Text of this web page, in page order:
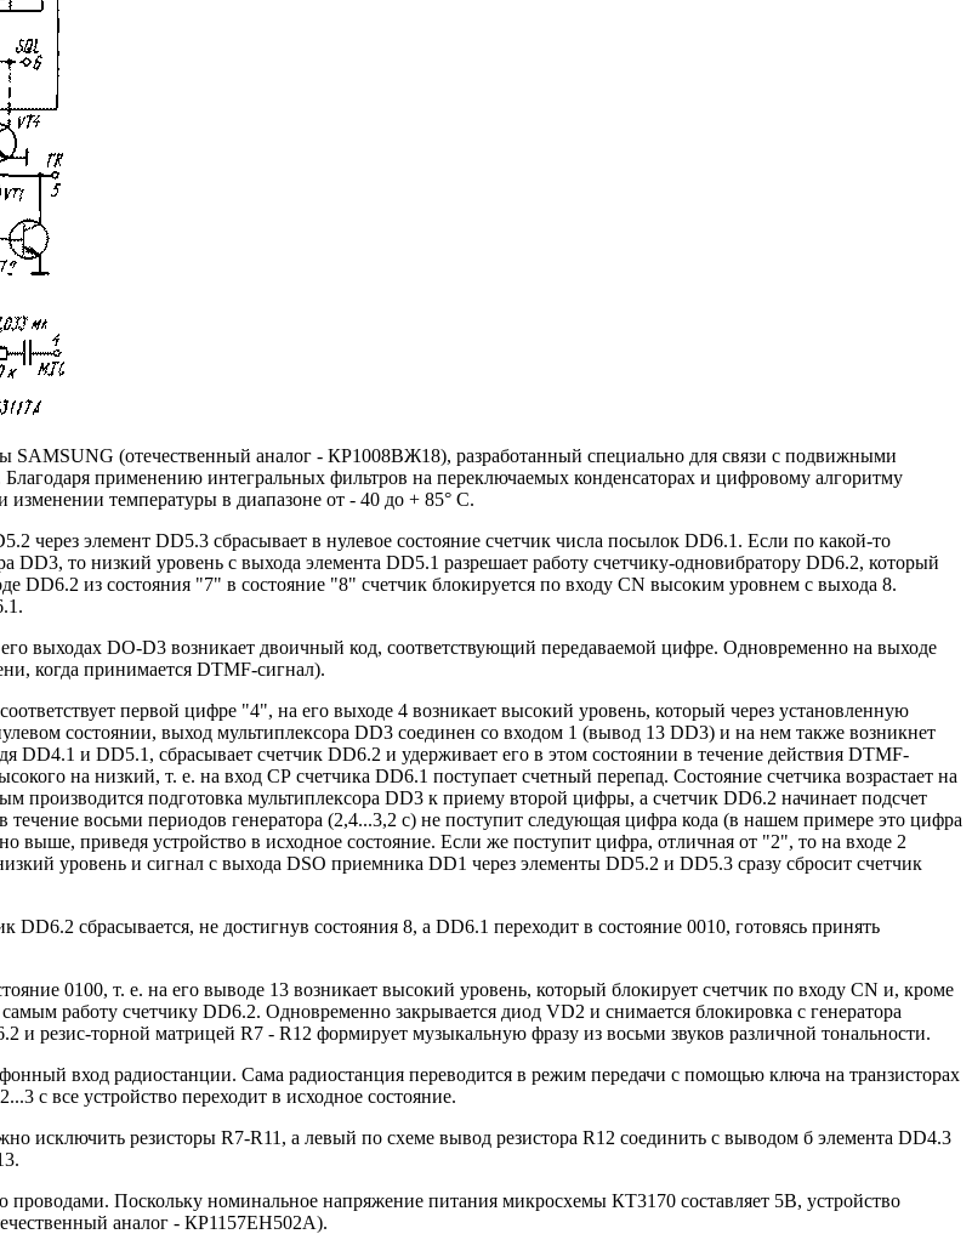
(отечественный аналог - КР1008ВЖ18), разработанный специально для связи с подвижными
применению интегральных фильтров на переключаемых конденсаторах и цифровому алгоритму
температуры в диапазоне от - 40 до + 85° С.
через элемент DD5.3 сбрасывает в нулевое состояние счетчик числа посылок DD6.1. Если по какой-то
то низкий уровень с выхода элемента DD5.1 разрешает работу счетчику-одновибратору DD6.2, который
DD6.2 из состояния "7" в состояние "8" счетчик блокируется по входу CN высоким уровнем с выхода 8.
выходах DO-D3 возникает двоичный код, соответствующий передаваемой цифре. Одновременно на выходе
когда принимается DTMF-сигнал).
первой цифре "4", на его выходе 4 возникает высокий уровень, который через установленную
состоянии, выход мультиплексора DD3 соединен со входом 1 (вывод 13 DD3) и на нем также возникнет
и DD5.1, сбрасывает счетчик DD6.2 и удерживает его в этом состоянии в течение действия DTMF-
на низкий, т. е. на вход СР счетчика DD6.1 поступает счетный перепад. Состояние счетчика возрастает на
подготовка мультиплексора DD3 к приему второй цифры, а счетчик DD6.2 начинает подсчет
восьми периодов генератора (2,4...3,2 с) не поступит следующая цифра кода (в нашем примере это цифра
выше, приведя устройство в исходное состояние. Если же поступит цифра, отличная от "2", то на входе 2
уровень и сигнал с выхода DSO приемника DD1 через элементы DD5.2 и DD5.3 сразу сбросит счетчик
сбрасывается, не достигнув состояния 8, a DD6.1 переходит в состояние 0010, готовясь принять
0100, т. е. на его выводе 13 возникает высокий уровень, который блокирует счетчик по входу CN и, кроме
работу счетчику DD6.2. Одновременно закрывается диод VD2 и снимается блокировка с генератора
и резис-торной матрицей R7 - R12 формирует музыкальную фразу из восьми звуков различной тональности.
вход радиостанции. Сама радиостанция переводится в режим передачи с помощью ключа на транзисторах
с все устройство переходит в исходное состояние.
исключить резисторы R7-R11, а левый по схеме вывод резистора R12 соединить с выводом б элемента DD4.3
Поскольку номинальное напряжение питания микросхемы КТ3170 составляет 5В, устройство
аналог - КР1157ЕН502А).